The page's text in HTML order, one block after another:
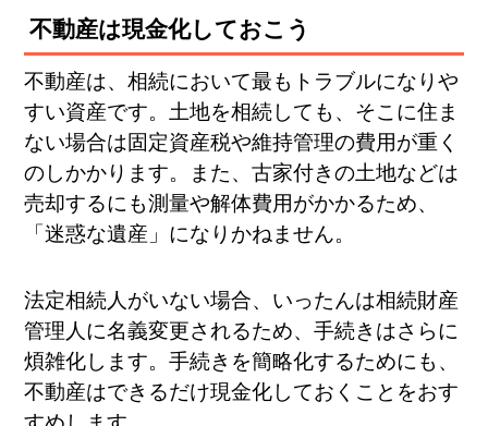
不動産は現金化しておこう
不動産は、相続において最もトラブルになりや
すい資産です。土地を相続しても、そこに住ま
ない場合は固定資産税や維持管理の費用が重く
のしかかります。また、古家付きの土地などは
売却するにも測量や解体費用がかかるため、
「迷惑な遺産」になりかねません。
法定相続人がいない場合、いったんは相続財産
管理人に名義変更されるため、手続きはさらに
煩雑化します。手続きを簡略化するためにも、
不動産はできるだけ現金化しておくことをおす